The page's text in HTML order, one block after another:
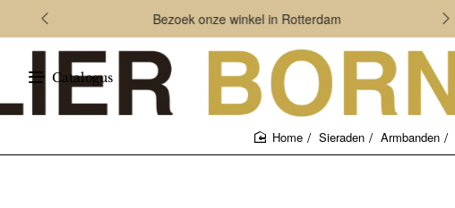
Bezoek onze winkel in Rotterdam
Catalogus
Sieraden Armbanden